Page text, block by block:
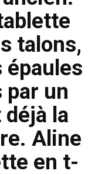
talons,
épaules
par un
la
Aline
en t-